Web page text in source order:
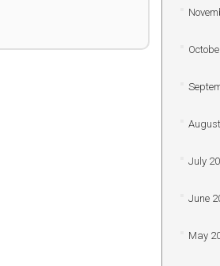
July
June
May